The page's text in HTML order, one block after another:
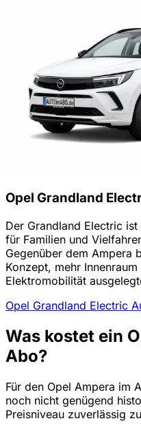
Opel Grandland
Der Grandland Electric
für Familien und
Gegenüber dem Ampera
Konzept, mehr
Elektromobilität
Opel Grandland Electric
Was kostet ein
Abo?
Für den Opel Ampera im
noch nicht genügend
Preisniveau zuverlässig